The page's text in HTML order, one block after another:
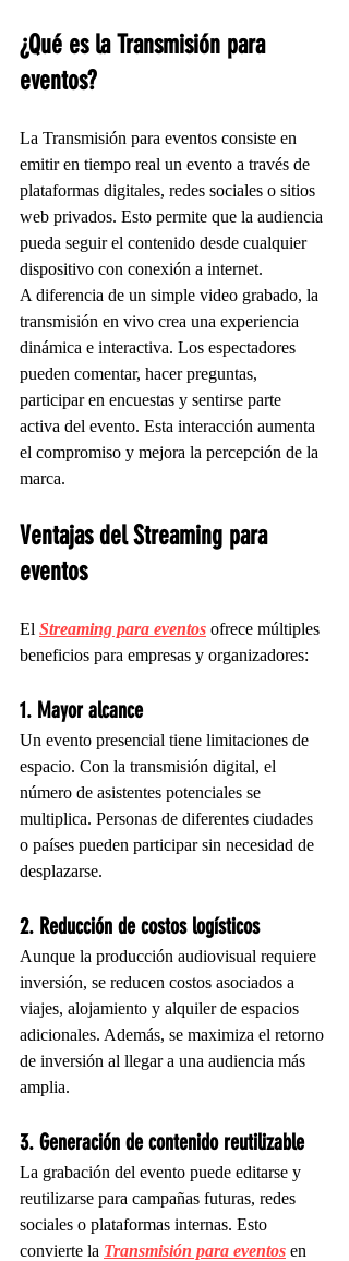
¿Qué es la Transmisión para
eventos?
La Transmisión para eventos consiste en
emitir en tiempo real un evento a través de
plataformas digitales, redes sociales o sitios
web privados. Esto permite que la audiencia
pueda seguir el contenido desde cualquier
dispositivo con conexión a internet.
A diferencia de un simple video grabado, la
transmisión en vivo crea una experiencia
dinámica e interactiva. Los espectadores
pueden comentar, hacer preguntas,
participar en encuestas y sentirse parte
activa del evento. Esta interacción aumenta
el compromiso y mejora la percepción de la
marca.
Ventajas del Streaming para
eventos
El Streaming para eventos ofrece múltiples
beneficios para empresas y organizadores:
1. Mayor alcance
Un evento presencial tiene limitaciones de
espacio. Con la transmisión digital, el
número de asistentes potenciales se
multiplica. Personas de diferentes ciudades
o países pueden participar sin necesidad de
desplazarse.
2. Reducción de costos logísticos
Aunque la producción audiovisual requiere
inversión, se reducen costos asociados a
viajes, alojamiento y alquiler de espacios
adicionales. Además, se maximiza el retorno
de inversión al llegar a una audiencia más
amplia.
3. Generación de contenido reutilizable
La grabación del evento puede editarse y
reutilizarse para campañas futuras, redes
sociales o plataformas internas. Esto
convierte la Transmisión para eventos en